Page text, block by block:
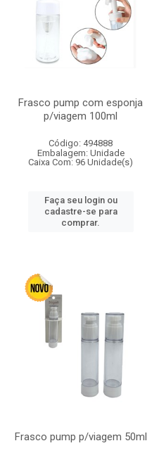
Frasco pump com esponja
p/viagem 100ml
Código: 494888
Embalagem: Unidade
Caixa Com: 96 Unidade(s)
Faça seu login ou
cadastre-se para
comprar.
Frasco pump p/viagem 50ml